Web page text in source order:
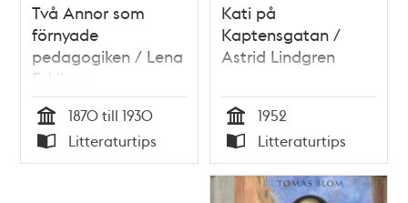
Två Annor som
förnyade
pedagogiken / Lena
Eskilsson
Tid
1870 till 1930
Typ
Litteraturtips
Kati på
Kaptensgatan /
Astrid Lindgren
Tid
1952
Typ
Litteraturtips